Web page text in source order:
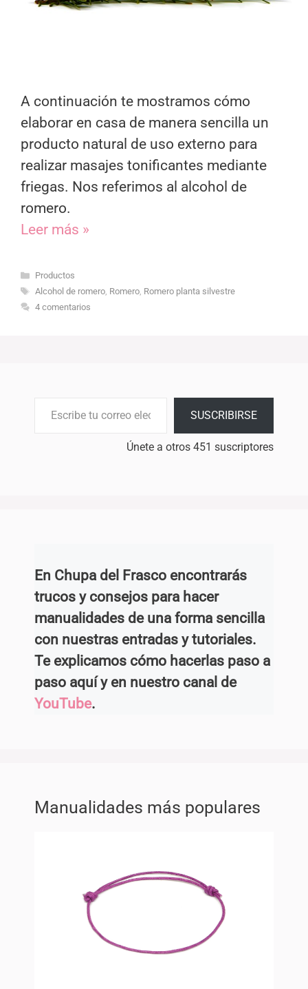
A continuación te mostramos cómo
elaborar en casa de manera sencilla un
producto natural de uso externo para
realizar masajes tonificantes mediante
friegas. Nos referimos al alcohol de
romero.
Leer más »
Categorías
Productos
Etiquetas
Alcohol de romero, Romero, Romero planta silvestre
4 comentarios
SUSCRIBIRSE
Únete a otros 451 suscriptores
En Chupa del Frasco encontrarás
trucos y consejos para hacer
manualidades de una forma sencilla
con nuestras entradas y tutoriales.
Te explicamos cómo hacerlas paso a
paso aquí y en nuestro canal de
YouTube.
Manualidades más populares